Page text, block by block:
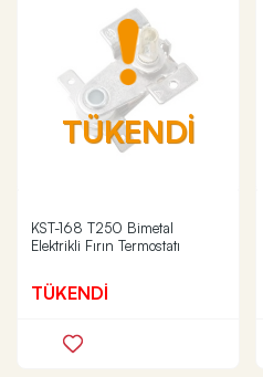
TÜKENDİ
KST-168 T250 Bimetal
Elektrikli Fırın Termostatı
TÜKENDİ